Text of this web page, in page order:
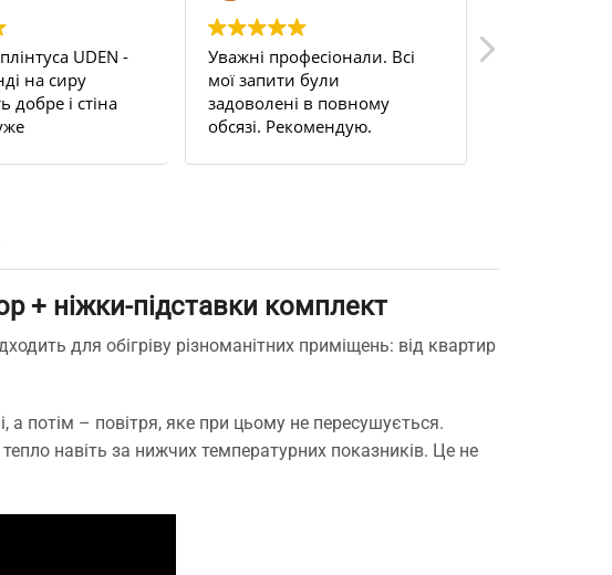
UDEN -
на сиру
добре і стіна
Уважні професіонали. Всі
мої запити були
задоволені в повному
обсязі. Рекомендую.
+ ніжки-підставки комплект
для обігріву різноманітних приміщень: від квартир
а потім – повітря, яке при цьому не пересушується.
навіть за нижчих температурних показників. Це не